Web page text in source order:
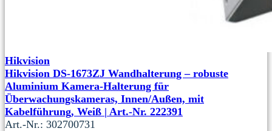
Hikvision
Hikvision DS-1673ZJ Wandhalterung – robuste
Aluminium Kamera-Halterung für
Überwachungskameras, Innen/Außen, mit
Kabelführung, Weiß | Art.-Nr. 222391
Art.-Nr.: 302700731